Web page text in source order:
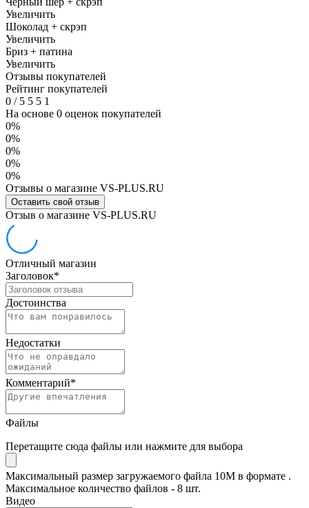
Увеличить
Шоколад + скрэп
Увеличить
Бриз + патина
Увеличить
Отзывы покупателей
Рейтинг покупателей
0 /5 5 5 1
На основе 0 оценок покупателей
0%
0%
0%
0%
0%
Отзывы о магазине VS-PLUS.RU
Оставить свой отзыв
Отзыв о магазине VS-PLUS.RU
Отличный магазин
Заголовок*
Достоинства
Недостатки
Комментарий*
Файлы
Перетащите сюда файлы или нажмите для выбора
Максимальный размер загружаемого файла 10M в формате .
Максимальное количество файлов - 8 шт.
Видео